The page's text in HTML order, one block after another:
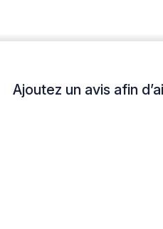
Ajoutez un avis afin